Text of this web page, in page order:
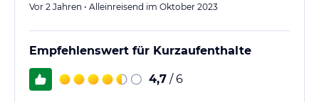
Vor 2 Jahren • Alleinreisend im Oktober 2023
Empfehlenswert für Kurzaufenthalte
4,7 / 6